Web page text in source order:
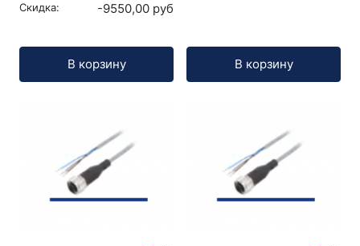
Скидка: -9550,00 руб
В корзину В корзину